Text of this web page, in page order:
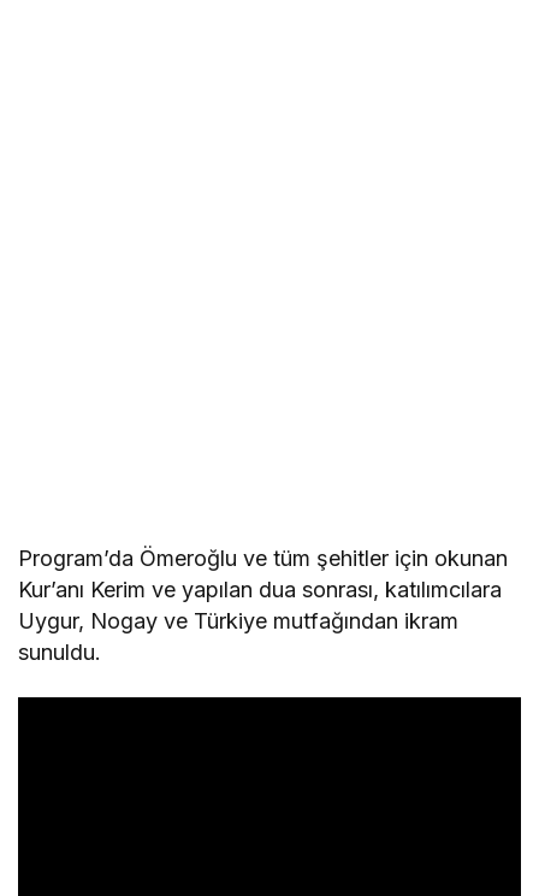
Program’da Ömeroğlu ve tüm şehitler için okunan
Kur’anı Kerim ve yapılan dua sonrası, katılımcılara
Uygur, Nogay ve Türkiye mutfağından ikram
sunuldu.